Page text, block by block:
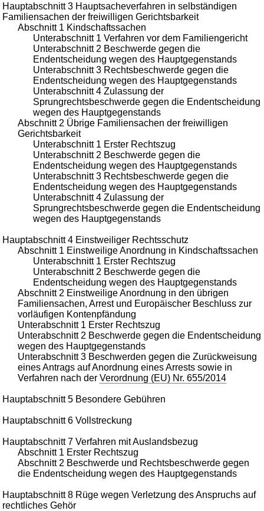
Hauptabschnitt 3 Hauptsacheverfahren in selbständigen
Familiensachen der freiwilligen Gerichtsbarkeit
Abschnitt 1 Kindschaftssachen
Unterabschnitt 1 Verfahren vor dem Familiengericht
Unterabschnitt 2 Beschwerde gegen die
Endentscheidung wegen des Hauptgegenstands
Unterabschnitt 3 Rechtsbeschwerde gegen die
Endentscheidung wegen des Hauptgegenstands
Unterabschnitt 4 Zulassung der
Sprungrechtsbeschwerde gegen die Endentscheidung
wegen des Hauptgegenstands
Abschnitt 2 Übrige Familiensachen der freiwilligen
Gerichtsbarkeit
Unterabschnitt 1 Erster Rechtszug
Unterabschnitt 2 Beschwerde gegen die
Endentscheidung wegen des Hauptgegenstands
Unterabschnitt 3 Rechtsbeschwerde gegen die
Endentscheidung wegen des Hauptgegenstands
Unterabschnitt 4 Zulassung der
Sprungrechtsbeschwerde gegen die Endentscheidung
wegen des Hauptgegenstands
Hauptabschnitt 4 Einstweiliger Rechtsschutz
Abschnitt 1 Einstweilige Anordnung in Kindschaftssachen
Unterabschnitt 1 Erster Rechtszug
Unterabschnitt 2 Beschwerde gegen die
Endentscheidung wegen des Hauptgegenstands
Abschnitt 2 Einstweilige Anordnung in den übrigen
Familiensachen, Arrest und Europäischer Beschluss zur
vorläufigen Kontenpfändung
Unterabschnitt 1 Erster Rechtszug
Unterabschnitt 2 Beschwerde gegen die Endentscheidung
wegen des Hauptgegenstands
Unterabschnitt 3 Beschwerden gegen die Zurückweisung
eines Antrags auf Anordnung eines Arrests sowie in
Verfahren nach derVerordnung (EU) Nr. 655/2014
Hauptabschnitt 5 Besondere Gebühren
Hauptabschnitt 6 Vollstreckung
Hauptabschnitt 7 Verfahren mit Auslandsbezug
Abschnitt 1 Erster Rechtszug
Abschnitt 2 Beschwerde und Rechtsbeschwerde gegen
die Endentscheidung wegen des Hauptgegenstands
Hauptabschnitt 8 Rüge wegen Verletzung des Anspruchs auf
rechtliches Gehör